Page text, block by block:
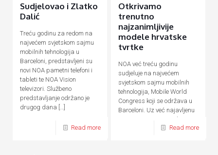
Sudjelovao i Zlatko
Dalić
Treću godinu za redom na
najvećem svjetskom sajmu
mobilnih tehnologija u
Barceloni, predstavljeni su
novi NOA pametni telefoni i
tableti te NOA Vision
televizori. Službeno
predstavljanje održano je
drugog dana […]
Read more
Otkrivamo
trenutno
najzanimljivije
modele hrvatske
tvrtke
NOA već treću godinu
sudjeluje na najvećem
svjetskom sajmu mobilnih
tehnologija, Mobile World
Congress koji se održava u
Barceloni. Uz već najavljenu
novu F seriju pametnih
uređaja temeljenu na AI[…]
Read more